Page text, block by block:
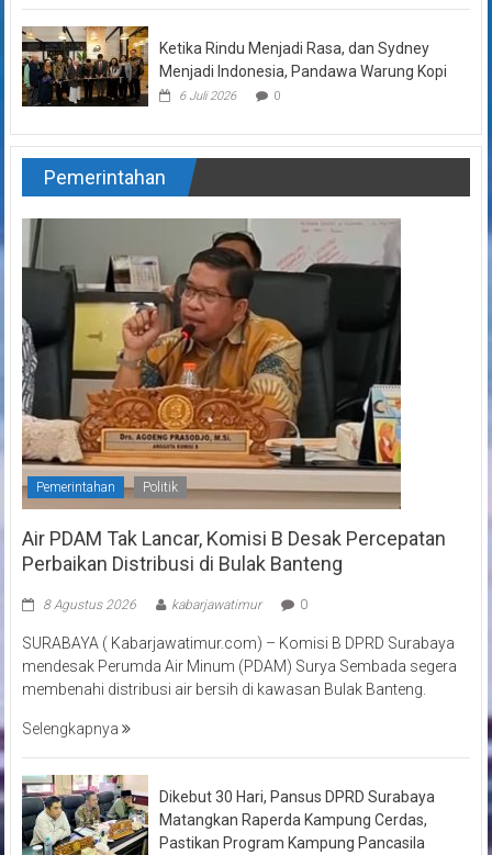
Ketika Rindu Menjadi Rasa, dan Sydney
Menjadi Indonesia, Pandawa Warung Kopi
6 Juli 2026 0
Pemerintahan
Pemerintahan Politik
Air PDAM Tak Lancar, Komisi B Desak Percepatan
Perbaikan Distribusi di Bulak Banteng
8 Agustus 2026 kabarjawatimur 0
SURABAYA ( Kabarjawatimur.com) – Komisi B DPRD Surabaya
mendesak Perumda Air Minum (PDAM) Surya Sembada segera
membenahi distribusi air bersih di kawasan Bulak Banteng.
Selengkapnya
Dikebut 30 Hari, Pansus DPRD Surabaya
Matangkan Raperda Kampung Cerdas,
Pastikan Program Kampung Pancasila